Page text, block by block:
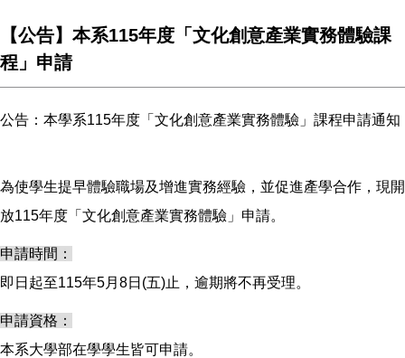
【公告】本系115年度「文化創意產業實務體驗課
程」申請
公告：本學系115年度「文化創意產業實務體驗」課程申請通知
為使學生提早體驗職場及增進實務經驗，並促進產學合作，現開
放115年度「文化創意產業實務體驗」申請。
申請時間：
即日起至115年5月8日(五)止，逾期將不再受理。
申請資格：
本系大學部在學學生皆可申請。